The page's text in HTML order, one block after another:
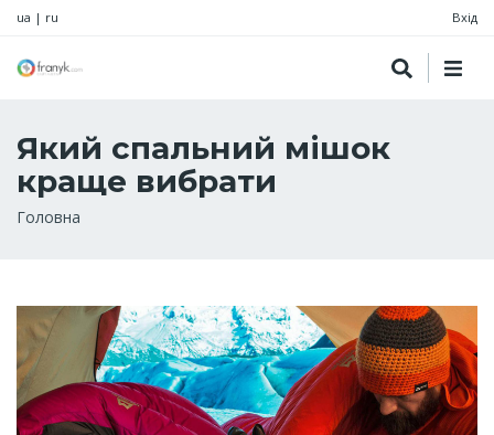
ua | ru Вхід
Який спальний мішок
краще вибрати
Рядок
Головна